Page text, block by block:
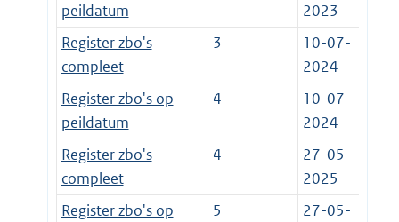
peildatum
2023
Register zbo's
compleet
3
10-07-
2024
Register zbo's op
peildatum
4
10-07-
2024
Register zbo's
compleet
4
27-05-
2025
Register zbo's op
5
27-05-